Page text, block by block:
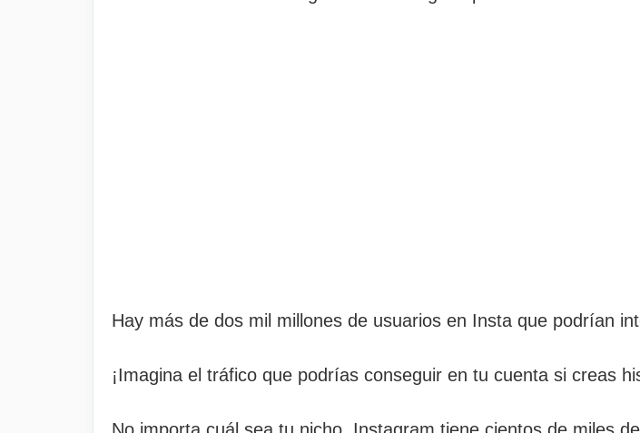
Hay más de dos mil millones de usuarios en Insta que podrían
¡Imagina el tráfico que podrías conseguir en tu cuenta si creas